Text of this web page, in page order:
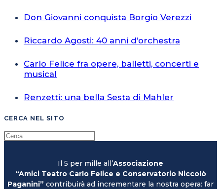
Don Giovanni conquista Borgio Verezzi
Riccardo Agosti: 40 anni d’orchestra
Carlo Felice fra opere, balletti, concerti e
musical
Renzetti: una bella Sesta di Mahler
CERCA NEL SITO
Il 5 per mille all’Associazione
“Amici Teatro Carlo Felice e Conservatorio Niccolò
Paganini” contribuirà ad incrementare la nostra opera: far